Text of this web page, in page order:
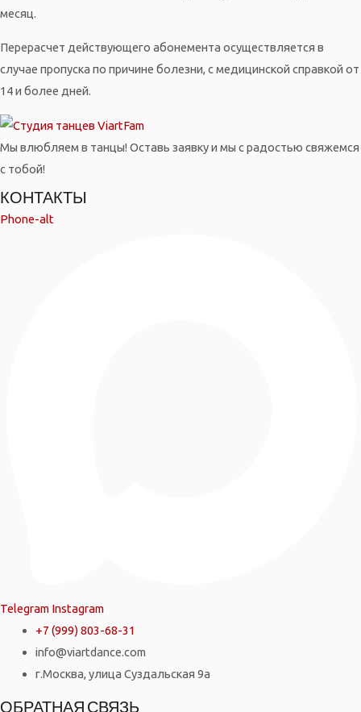
месяц.
Перерасчет действующего абонемента осуществляется в
случае пропуска по причине болезни, с медицинской справкой от
14 и более дней.
Мы влюбляем в танцы! Оставь заявку и мы с радостью свяжемся
с тобой!
КОНТАКТЫ
Phone-alt
Telegram Instagram
+7 (999) 803-68-31
info@viartdance.com
г.Москва, улица Суздальская 9а